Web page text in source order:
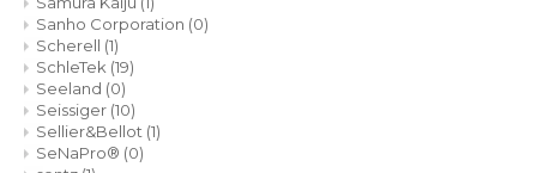
Sanho Corporation (0)
Scherell (1)
SchleTek (19)
Seeland (0)
Seissiger (10)
Sellier&Bellot (1)
SeNaPro® (0)